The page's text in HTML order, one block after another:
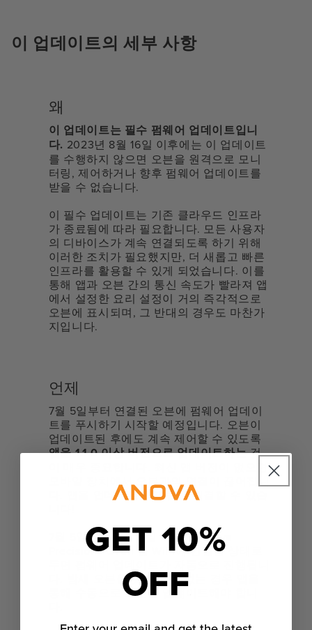
이 업데이트의 세부 사항
왜
이 업데이트는 필수 펌웨어 업데이트입니
다. 2023년 8월 16일 이후에는 이 업데이트
를 수행하지 않으면 오븐을 원격으로 모니
터링, 제어하거나 향후 펌웨어 업데이트를
받을 수 없습니다.
이 필수 업데이트는 기존 클라우드 인프라
가 종료됨에 따라 필요합니다. 모든 사용자
의 디바이스가 계속 연결되도록 하기 위해
이러한 조치가 필요했지만, 더 새롭고 빠른
인프라를 활용할 수 있게 되었습니다. 이를
통해 앱과 오븐 간의 통신 속도가 빨라져 앱
에서 설정한 요리 설정이 거의 즉각적으로
오븐에 표시되며, 그 반대의 경우도 마찬가
지입니다.
언제
7월 5일부터 연결된 오븐에 펌웨어 업데이
트를 푸시하기 시작할 예정입니다. 오븐이
업데이트된 후에도 계속 제어할 수 있도록
앱을 1.1.0 이상 버전으로 업데이트하는것
모바일 장치에서 오븐과의 연결이 끊어집니
다. 앱을 업데이트하면 쉽게 해결할 수 있습
7월 5일부터 7월 12일 사이에 Anova
Precision™ Oven 를 WiFi에 연결한 상태로
다. 밤새 오븐을 꽂아둘 수 없는 경우 앱을
통해 수동으로 오븐을 업데이트해야 합니
GET 10%
OFF